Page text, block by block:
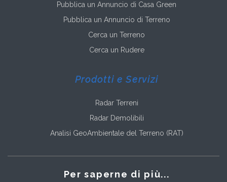
Pubblica un Annuncio di Casa Green
Pubblica un Annuncio di Terreno
Cerca un Terreno
Cerca un Rudere
Prodotti e Servizi
Radar Terreni
Radar Demolibili
Analisi GeoAmbientale del Terreno (RAT)
Per saperne di più...